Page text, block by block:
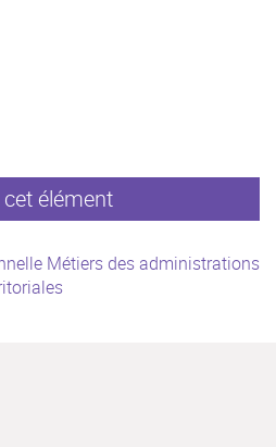
élément
Métiers des administrations